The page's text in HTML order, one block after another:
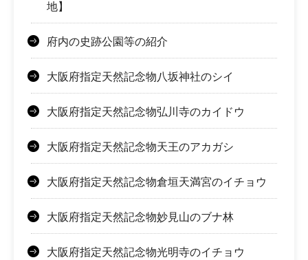
地】
府内の史跡公園等の紹介
大阪府指定天然記念物八坂神社のシイ
大阪府指定天然記念物弘川寺のカイドウ
大阪府指定天然記念物天王のアカガシ
大阪府指定天然記念物倉垣天満宮のイチョウ
大阪府指定天然記念物妙見山のブナ林
大阪府指定天然記念物光明寺のイチョウ